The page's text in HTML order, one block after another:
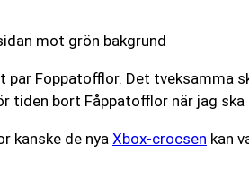
Foppatofflor. Det tveksamma
tiden bort Fåppatofflor när jag
kanske de nya Xbox-crocsen kan